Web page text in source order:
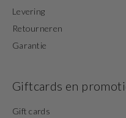
Levering
Retourneren
Garantie
Giftcards en
Gift cards